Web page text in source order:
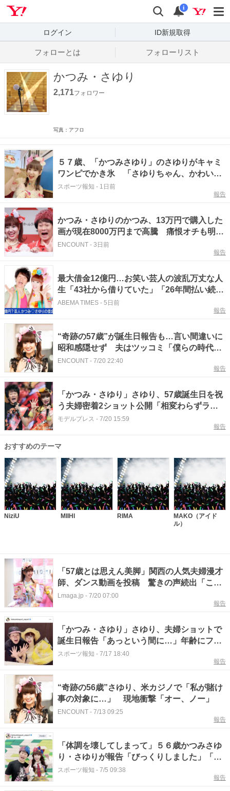
検索
通知
i
ログイン ID新規取得
フォローとは フォローリスト
かつみ・さゆり
2,171フォロワー
写真：アフロ
５７歳、「かつみさゆり」のさゆりがキャミ
ワンピでかき氷 「さゆりちゃん、かわい
い」「かき氷おいしそう」
スポーツ報知 - 1日前
報告
かつみ・さゆりのかつみ、13万円で購入した
画が現在8000万円まで高騰 痛恨オチも明か
す「目の付け所は…」
ENCOUNT - 3日前
報告
最大借金12億円…お笑い芸人の波乱万丈な人
生「43社から借りていた」「26年間払い続け
ても元金が全然減っていなかった」
ABEMA TIMES - 5日前
報告
“奇跡の57歳”が誕生日報告も…言い間違いに
昭和感隠せず 夫はツッコミ「僕らの時代
は」
ENCOUNT - 7/20 22:40
報告
「かつみ・さゆり」さゆり、57歳誕生日を祝
う夫婦密着2ショット公開「相変わらずラブ
ラブ」「素敵すぎる」と反響
モデルプレス - 7/20 15:59
報告
おすすめのテーマ
NiziU MIIHI RIMA
MAKO（アイド
ル）
「57歳とは思えん美脚」関西の人気夫婦漫才
師、ダンス動画を投稿 驚きの声続出「これ
ができるのは2人しかいない」
Lmaga.jp - 7/20 07:00
報告
「かつみ・さゆり」さゆり、夫婦ショットで
誕生日報告「あっという間に…」年齢にファ
ン驚き「みえない」「いつもお美しい」
スポーツ報知 - 7/17 18:40
報告
“奇跡の56歳”さゆり、米カジノで「私が賭け
事の対象に…」 現地衝撃「オー、ノー」
ENCOUNT - 7/13 09:25
報告
「体調を壊してしまって」５６歳かつみさゆ
り・さゆりが報告「びっくりしました」「ど
うか無理なさらず」心配の声
スポーツ報知 - 7/5 09:38
報告